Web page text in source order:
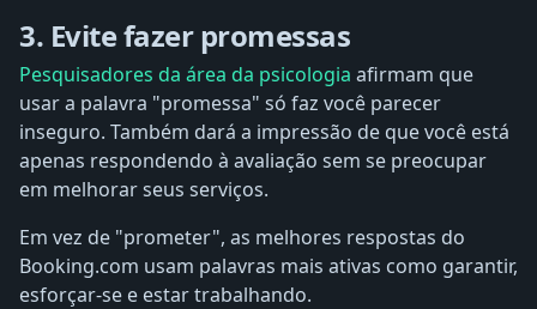
3. Evite fazer promessas
Pesquisadores da área da psicologia afirmam que
usar a palavra "promessa" só faz você parecer
inseguro. Também dará a impressão de que você está
apenas respondendo à avaliação sem se preocupar
em melhorar seus serviços.
Em vez de "prometer", as melhores respostas do
Booking.com usam palavras mais ativas como garantir,
esforçar-se e estar trabalhando.